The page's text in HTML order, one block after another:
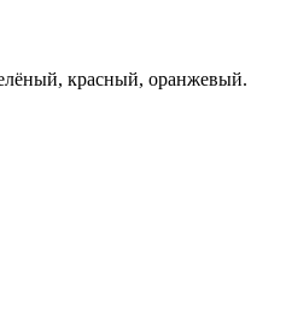
красный, оранжевый.